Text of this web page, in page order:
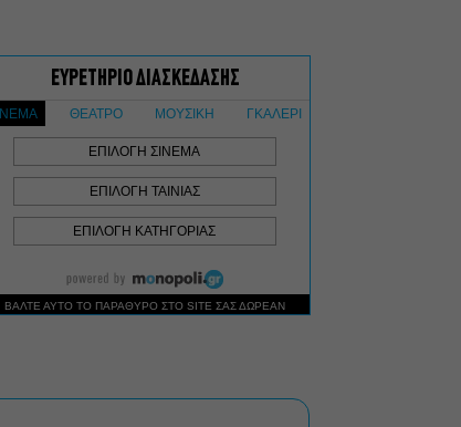
Γκόνη
Θέατρο, συναυλίες,
εκθέσεις: Τι κάνουμε στην
πόλη από Παρασκευή έως
Κυριακή 7-9 Αυγούστου
«Κλεμμένος Πειρατής» –
διπλό εκθεσιακό ταξίδι
του Απόστολου Χαντζαρά
στην Πάτμο
ήταν εδώ: Η συγκλονιστική